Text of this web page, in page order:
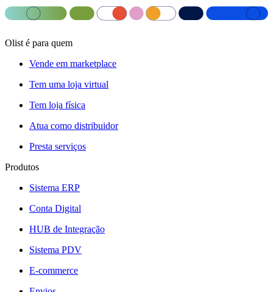
Olist é para quem
Vende em marketplace
Tem uma loja virtual
Tem loja física
Atua como distribuidor
Presta serviços
Produtos
Sistema ERP
Conta Digital
HUB de Integração
Sistema PDV
E-commerce